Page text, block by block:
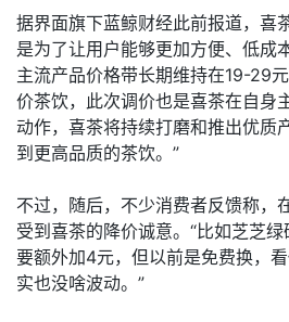
据界面旗下蓝鲸财经此前报道，喜
是为了让用户能够更加方便、低成
主流产品价格带长期维持在19-29
价茶饮，此次调价也是喜茶在自身
动作，喜茶将持续打磨和推出优质
到更高品质的茶饮。”
不过，随后，不少消费者反馈称，
受到喜茶的降价诚意。“比如芝芝
要额外加4元，但以前是免费换，
实也没啥波动。”